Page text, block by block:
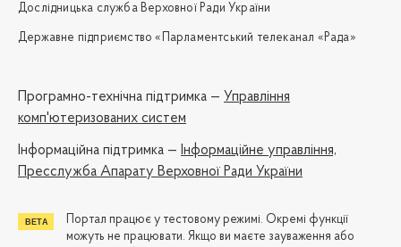
Дослідницька служба Верховної Ради України
Державне підприємство «Парламентський телеканал «Рада»
Програмно-технічна підтримка — Управління
комп'ютеризованих систем
Iнформаційна підтримка — Інформаційне управління,
Пресслужба Апарату Верховної Ради України
Портал працює у тестовому режимі. Окремі функції
можуть не працювати. Якщо ви маєте зауваження або